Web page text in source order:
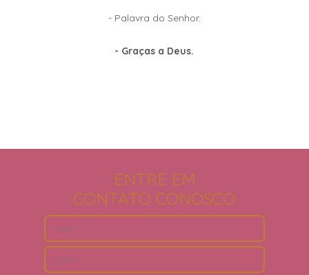
- Palavra do Senhor.
- Graças a Deus.
ENTRE EM
CONTATO CONOSCO